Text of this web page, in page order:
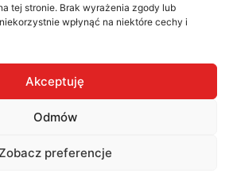
tej stronie. Brak wyrażenia zgody lub
wpłynąć na niektóre cechy i
Akceptuję
Odmów
preferencje
9/41 60-179 Poznań